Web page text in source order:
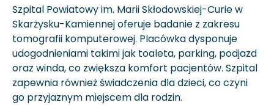
Szpital Powiatowy im. Marii Skłodowskiej-Curie w
Skarżysku-Kamiennej oferuje badanie z zakresu
tomografii komputerowej. Placówka dysponuje
udogodnieniami takimi jak toaleta, parking, podjazd
oraz winda, co zwiększa komfort pacjentów. Szpital
zapewnia również świadczenia dla dzieci, co czyni
go przyjaznym miejscem dla rodzin.